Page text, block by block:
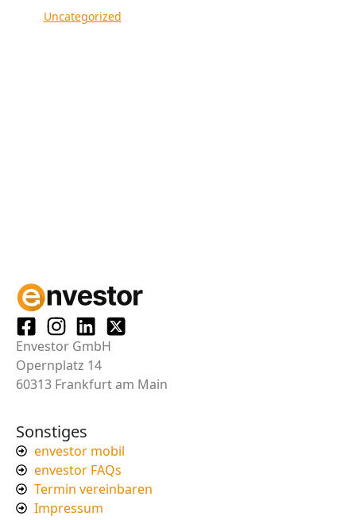
Uncategorized
Envestor GmbH
Opernplatz 14
60313 Frankfurt am Main
Sonstiges
envestor mobil
envestor FAQs
Termin vereinbaren
Impressum